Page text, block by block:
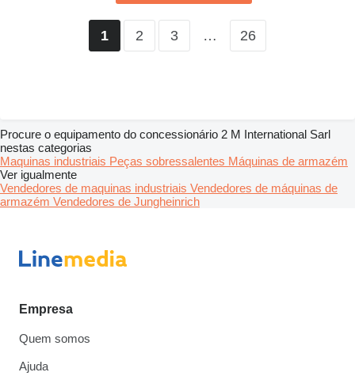
1 2 3 … 26
Procure o equipamento do concessionário 2 M International Sarl
nestas categorias
Maquinas industriais Peças sobressalentes Máquinas de armazém
Ver igualmente
Vendedores de maquinas industriais Vendedores de máquinas de
armazém Vendedores de Jungheinrich
Empresa
Quem somos
Ajuda